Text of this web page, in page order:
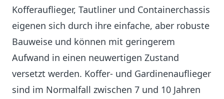
Kofferauflieger, Tautliner und Containerchassis
eigenen sich durch ihre einfache, aber robuste
Bauweise und können mit geringerem
Aufwand in einen neuwertigen Zustand
versetzt werden. Koffer- und Gardinenauflieger
sind im Normalfall zwischen 7 und 10 Jahren